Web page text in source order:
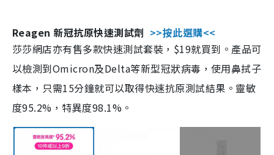
Reagen 新冠抗原快速測試劑 >>按此選購<<
莎莎網店亦有售多款快速測試套裝，$19就買到。產品可
以檢測到Omicron及Delta等新型冠狀病毒，使用鼻拭子
樣本，只需15分鐘就可以取得快速抗原測試結果。靈敏
度95.2%，特異度98.1%。